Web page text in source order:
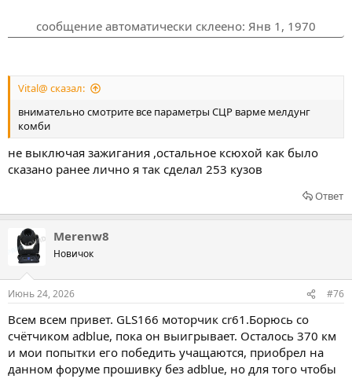
сообщение автоматически склеено:
сообщение автоматически склеено: Янв 1, 1970
Vital@ сказал:
внимательно смотрите все параметры СЦР варме мелдунг
комби
не выключая зажигания ,остальное ксюхой как было
сказано ранее лично я так сделал 253 кузов
Ответ
Merenw8
Новичок
Июнь 24, 2026 #76
Всем всем привет. GLS166 моторчик cr61.Борюсь со
счётчиком adblue, пока он выигрывает. Осталось 370 км
и мои попытки его победить учащаются, приобрел на
данном форуме прошивку без adblue, но для того чтобы